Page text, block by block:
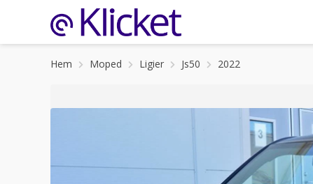
Hem Moped Ligier Js50 2022